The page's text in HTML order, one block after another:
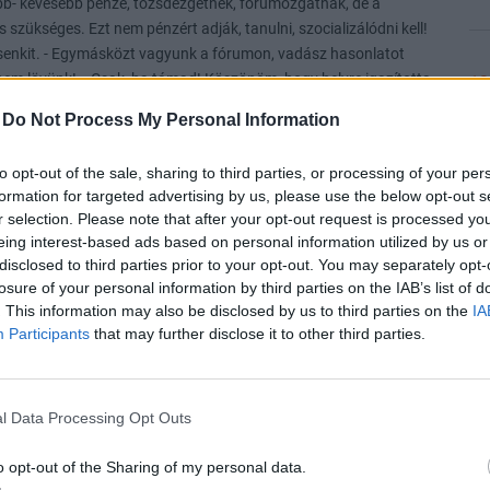
Do Not Process My Personal Information
opt-out of the sale, sharing to third parties, or processing of your
for targeted advertising by us, please use the below opt-out
selection. Please note that after your opt-out request is processed
interest-based ads based on personal information utilized by us
to third parties prior to your opt-out. You may separately
of your personal information by third parties on the IAB’s list of
This information may also be disclosed by us to third parties on the
Participants that may further disclose it to other third parties.
Data Processing Opt Outs
opt-out of the Sharing of my personal data.
kevesebb pénze, tőzsdézgetnek, fórumozgatnak, de a
Ezt nem pénzért adják, tanulni, szocializálódni kell!
- Egymásközt vagyunk a fórumon, vadász hasonlatot
lövünk! - Csak, ha támad! Köszönöm, hogy helyre igazította
Előzmény:#174364alma007 #174367
Válasz erre
Előzmény: #174364 #174366
beirása van Önnek.🤔Én pont Oldrider Ur ajanlatára vettem
Alma Úr.